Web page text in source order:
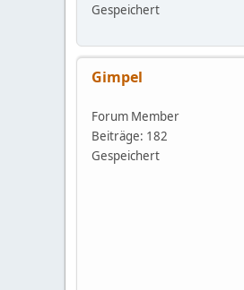
Gespeichert
Gimpel
Forum Member
Beiträge: 182
Gespeichert